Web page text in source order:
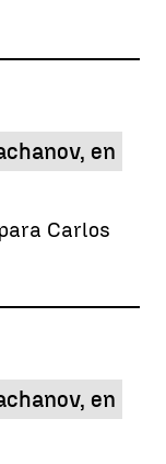
en
Carlos
en